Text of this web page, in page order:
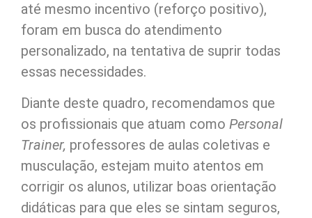
até mesmo incentivo (reforço positivo),
foram em busca do atendimento
personalizado, na tentativa de suprir todas
essas necessidades.
Diante deste quadro, recomendamos que
os profissionais que atuam como Personal
Trainer, professores de aulas coletivas e
musculação, estejam muito atentos em
corrigir os alunos, utilizar boas orientação
didáticas para que eles se sintam seguros,